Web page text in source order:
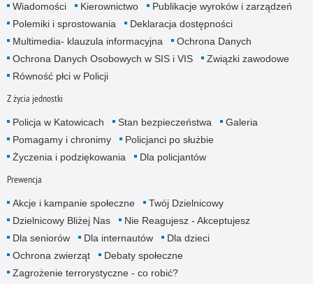
Wiadomości Kierownictwo
Publikacje wyroków i zarządzeń
Polemiki i sprostowania
Deklaracja dostępności
Multimedia- klauzula informacyjna
Ochrona Danych
Ochrona Danych Osobowych w SIS i VIS
Związki zawodowe
Równość płci w Policji
Z życia jednostki
Policja w Katowicach Stan bezpieczeństwa
Galeria
Pomagamy i chronimy
Policjanci po służbie
Życzenia i podziękowania
Dla policjantów
Prewencja
Akcje i kampanie społeczne
Twój Dzielnicowy
Dzielnicowy Bliżej Nas
Nie Reagujesz - Akceptujesz
Dla seniorów
Dla internautów
Dla dzieci
Ochrona zwierząt
Debaty społeczne
Zagrożenie terrorystyczne - co robić?